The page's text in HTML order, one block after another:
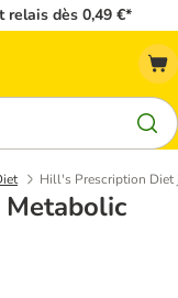
relais dès 0,49 €*
Hill's Prescription Diet